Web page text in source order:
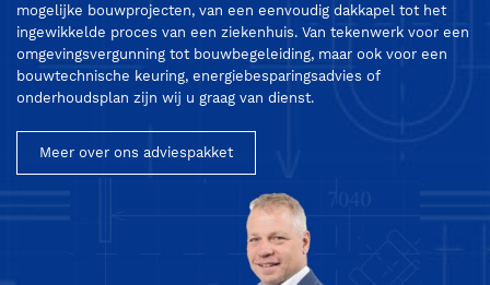
mogelijke bouwprojecten, van een eenvoudig dakkapel tot het
ingewikkelde proces van een ziekenhuis. Van tekenwerk voor een
omgevingsvergunning tot bouwbegeleiding, maar ook voor een
bouwtechnische keuring, energiebesparingsadvies of
onderhoudsplan zijn wij u graag van dienst.
Meer over ons adviespakket